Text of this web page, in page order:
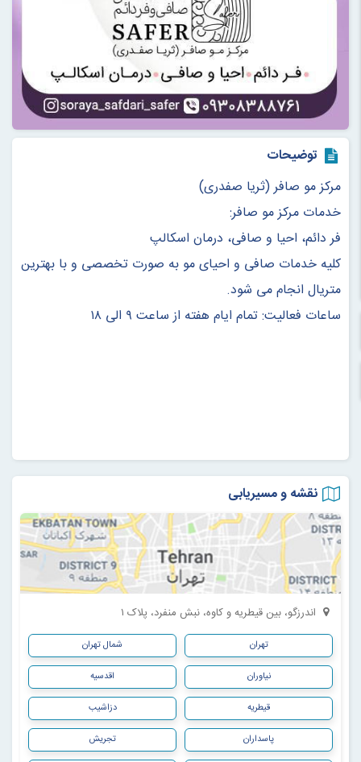
توضیحات
مرکز مو صافر (ثریا صفدری)
خدمات مرکز مو صافر:
فر دائم، احیا و صافی، درمان اسکالپ
کلیه خدمات صافی و احیای مو به صورت تخصصی و با بهترین
متریال انجام می شود.
ساعات فعالیت: تمام ایام هفته از ساعت ۹ الی ۱۸
نقشه و مسیریابی
اندرزگو، بین قیطریه و کاوه، نبش منفرد، پلاک ۱
تهران شمال تهران
نیاوران اقدسیه
قیطریه دزاشیب
پاسداران تجریش